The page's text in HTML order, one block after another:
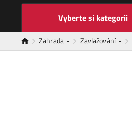
Vyberte si kategorii
Zahrada Zavlažování